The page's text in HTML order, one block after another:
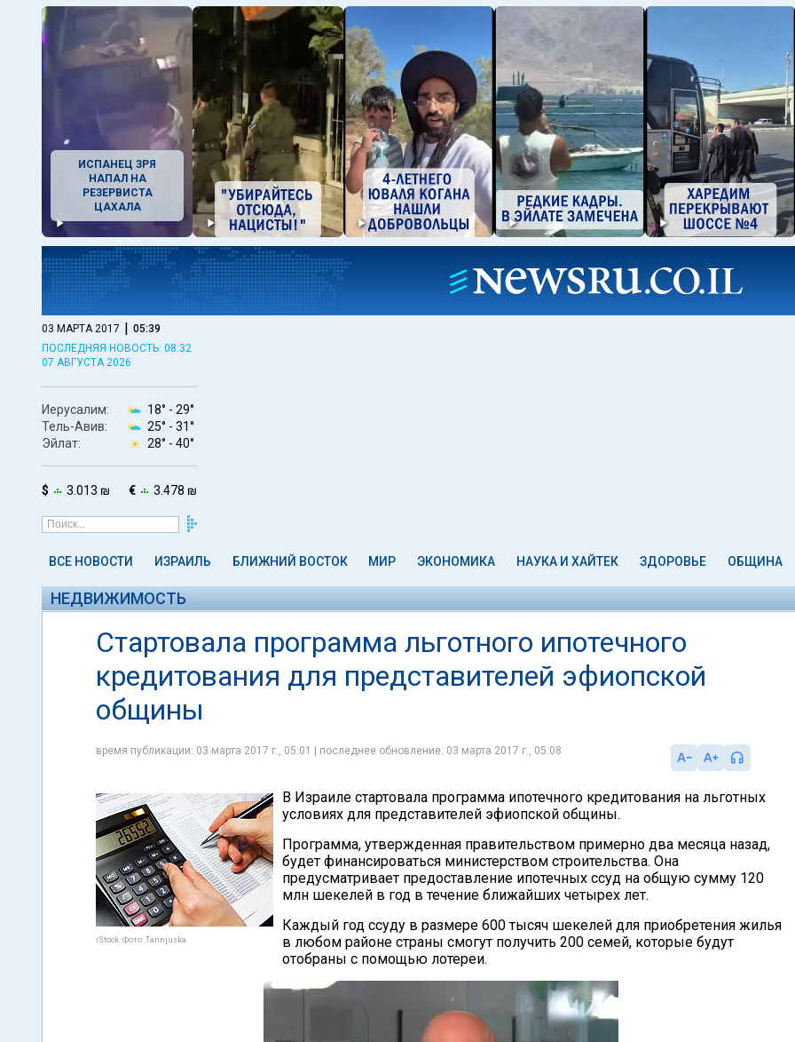
ИСПАНЕЦ ЗРЯ
НАПАЛ НА
РЕЗЕРВИСТА
ЦАХАЛА
03 МАРТА 2017 | 05:39
ПОСЛЕДНЯЯ НОВОСТЬ: 08:32
07 АВГУСТА 2026
Иерусалим: 18° - 29°
Тель-Авив:
25° - 31°
Эйлат:
28° - 40°
$ 3.013 ₪ € 3.478 ₪
ВСЕ НОВОСТИ ИЗРАИЛЬ БЛИЖНИЙ ВОСТОК МИР ЭКОНОМИКА НАУКА И ХАЙТЕК ЗДОРОВЬЕ ОБЩИНА
НЕДВИЖИМОСТЬ
Стартовала программа льготного ипотечного
кредитования для представителей эфиопской
общины
время публикации: 03 марта 2017 г., 05:01 | последнее обновление: 03 марта 2017 г., 05:08
iStock. Фото: Tannjuska
В Израиле стартовала программа ипотечного кредитования на льготных
условиях для представителей эфиопской общины.
Программа, утвержденная правительством примерно два месяца назад,
будет финансироваться министерством строительства. Она
предусматривает предоставление ипотечных ссуд на общую сумму 120
млн шекелей в год в течение ближайших четырех лет.
Каждый год ссуду в размере 600 тысяч шекелей для приобретения жилья
в любом районе страны смогут получить 200 семей, которые будут
отобраны с помощью лотереи.